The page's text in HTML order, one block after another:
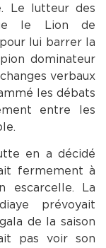
Le lutteur des
le Lion de
lui barrer la
dominateur
verbaux
les débats
entre les
en a décidé
fermement à
escarcelle. La
prévoyait
de la saison
pas voir son